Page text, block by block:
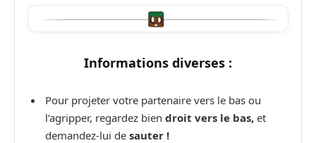
Informations diverses :
Pour projeter votre partenaire vers le bas ou
l’agripper, regardez bien droit vers le bas, et
demandez-lui de sauter !